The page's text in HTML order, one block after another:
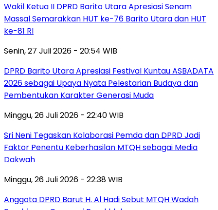
Wakil Ketua II DPRD Barito Utara Apresiasi Senam
Massal Semarakkan HUT ke-76 Barito Utara dan HUT
ke-81 RI
Senin, 27 Juli 2026 - 20:54 WIB
DPRD Barito Utara Apresiasi Festival Kuntau ASBADATA
2026 sebagai Upaya Nyata Pelestarian Budaya dan
Pembentukan Karakter Generasi Muda
Minggu, 26 Juli 2026 - 22:40 WIB
Sri Neni Tegaskan Kolaborasi Pemda dan DPRD Jadi
Faktor Penentu Keberhasilan MTQH sebagai Media
Dakwah
Minggu, 26 Juli 2026 - 22:38 WIB
Anggota DPRD Barut H. Al Hadi Sebut MTQH Wadah